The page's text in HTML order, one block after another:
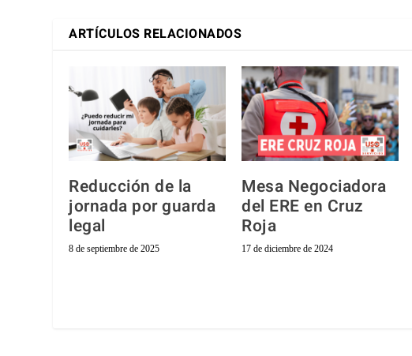
ARTÍCULOS RELACIONADOS
Reducción de la
jornada por guarda
legal
8 de septiembre de 2025
Mesa Negociadora
del ERE en Cruz
Roja
17 de diciembre de 2024